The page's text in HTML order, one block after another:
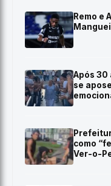
Remo e
Após 30
se
como
Ver-o-